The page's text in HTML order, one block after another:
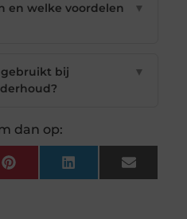
en welke voordelen
▼
bij
▼
dan op:
Pinterest LinkedIn Email